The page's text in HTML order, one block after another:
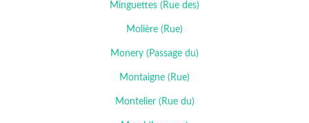
Minguettes (Rue des)
Molière (Rue)
Monery (Passage du)
Montaigne (Rue)
Montelier (Rue du)